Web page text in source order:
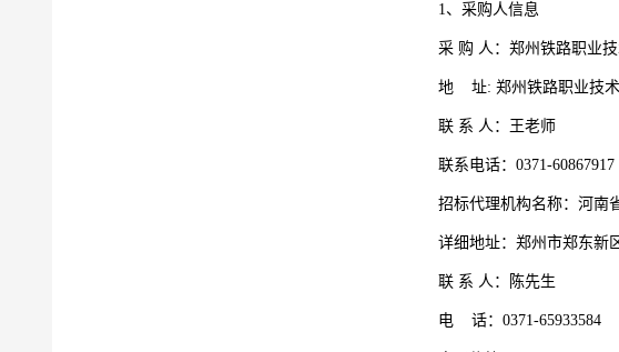
1、采购人信息
采 购 人：郑州铁路职业
地 址: 郑州铁路职业技
联 系 人：王老师
联系电话： 0371-60867917
招标代理机构名称：河南
详细地址：郑州市郑东新
联 系 人：陈先生
电 话： 0371-65933584